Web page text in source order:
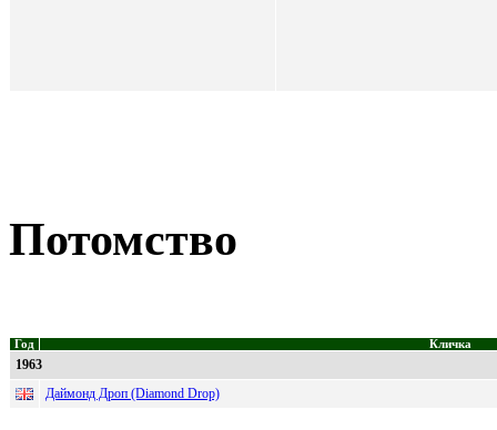
Потомство
Год Кличка
1963
Даймонд Дроп (Diamond Drop)